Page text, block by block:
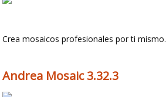
Crea mosaicos profesionales por ti mismo.
Andrea Mosaic 3.32.3